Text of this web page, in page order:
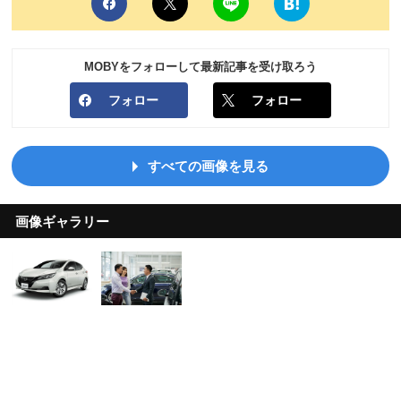
MOBYをフォローして最新記事を受け取ろう
フォロー フォロー
すべての画像を見る
画像ギャラリー